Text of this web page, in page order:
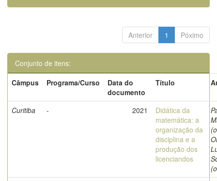
Anterior 1 Póximo
Conjunto de itens:
Câmpus
Programa/Curso
Data do
documento
Título
Curitiba - 2021
Didática da
matemática: a
organização da
disciplina e a
produção dos
licenciandos